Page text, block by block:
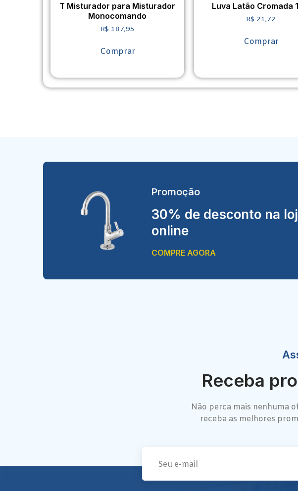
T Misturador para Misturador
Monocomando
R$ 187,95
Comprar
Luva Latão Cromada
R$ 21,72
Comprar
Promoção
30% de desconto na
online
COMPRE AGORA
Receba
Não perca mais nenhuma
receba as melhores